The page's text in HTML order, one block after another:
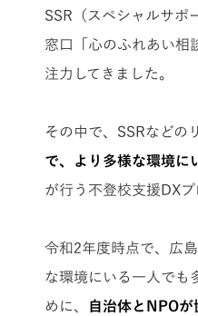
SSR（スペシャルサポ
窓口「心のふれあい相
注力してきました。
その中で、SSRなどの
で、より多様な環境に
が行う不登校支援DX
令和2年度時点で、広
な環境にいる一人でも
めに、
自治体とNPO